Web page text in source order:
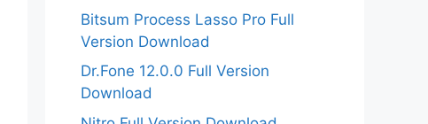
Bitsum Process Lasso Pro Full
Version Download
Dr.Fone 12.0.0 Full Version
Download